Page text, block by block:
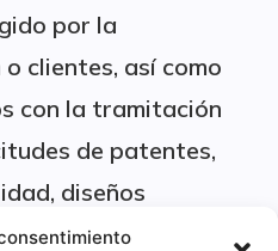
por la
clientes, así como
con la tramitación
de patentes,
diseños
ante oficinas